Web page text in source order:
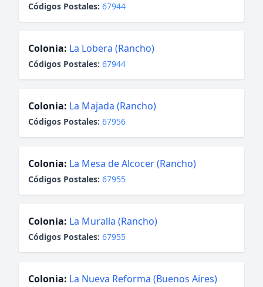
Códigos Postales: 67944
Colonia: La Lobera (Rancho)
Códigos Postales: 67944
Colonia: La Majada (Rancho)
Códigos Postales: 67956
Colonia: La Mesa de Alcocer (Rancho)
Códigos Postales: 67955
Colonia: La Muralla (Rancho)
Códigos Postales: 67955
Colonia: La Nueva Reforma (Buenos Aires)